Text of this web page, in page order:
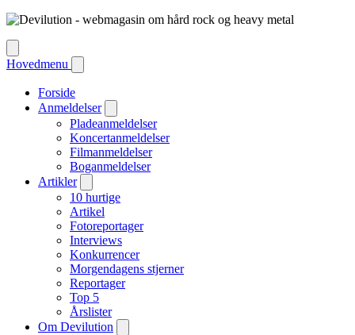
Hovedmenu
Forside
Anmeldelser
Pladeanmeldelser
Koncertanmeldelser
Filmanmeldelser
Boganmeldelser
Artikler
10 hurtige
Artikel
Fotoreportager
Interviews
Konkurrencer
Morgendagens stjerner
Reportager
Top 5
Årslister
Om Devilution